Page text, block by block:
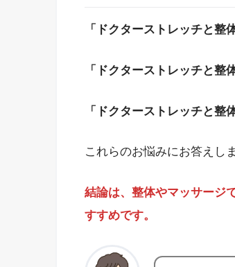
「ドクターストレッチと整
「ドクターストレッチと整
「ドクターストレッチと整
これらのお悩みにお答えしま
結論は、整体やマッサージ
すすめです。